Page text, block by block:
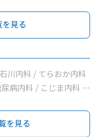
見る
川内科 / てらおか内科
病内科 / こじま内科 /
を見る